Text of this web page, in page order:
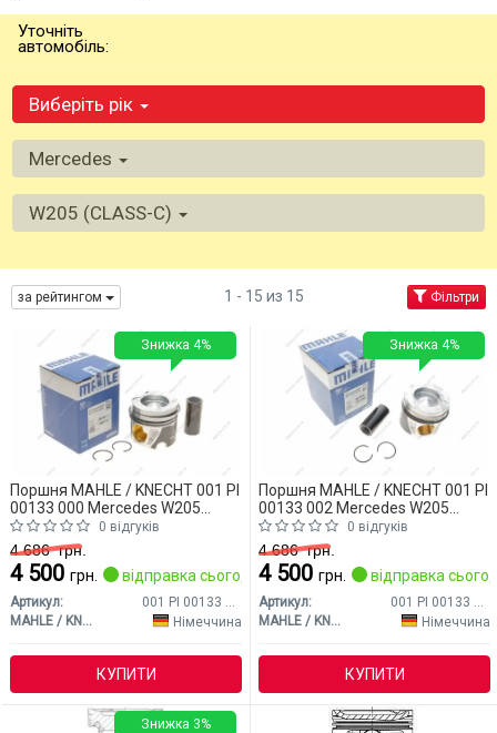
Уточніть
автомобіль:
Виберіть рік
Mercedes
W205 (CLASS-C)
за рейтингом 1 - 15 из 15 Фільтри
Поршня MAHLE / KNECHT 001 PI
00133 000 Mercedes W205
(CLASS-C)
0 відгуків
4 686грн.
4 500 грн. відправка сьогодні
Артикул:
001 PI 00133 000
MAHLE / KNECHT
Німеччина
КУПИТИ
Знижка 4%
Поршня MAHLE / KNECHT 001 PI
00133 002 Mercedes W205
(CLASS-C)
0 відгуків
4 686грн.
4 500 грн. відправка
Артикул:
001 PI 00133 002
MAHLE / KNECHT
Німеччина
КУПИТИ
Знижка 4%
Знижка 3%